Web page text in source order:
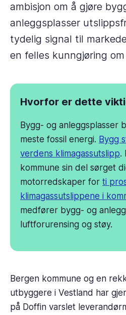
ambisjon om å gjøre
anleggsplasser
tydelig signal til
en felles kunngjøring
Hvorfor er dette
Bygg- og anleggsplasser
meste fossil energi. Bygg
verdens klimagassutslipp.
kommune sin del sørget
motorredskaper for ti
klimagassutslippene i
medfører bygg- og
luftforurensing og støy.
Bergen kommune og en
utbyggere i Vestland har
på Doffin varslet